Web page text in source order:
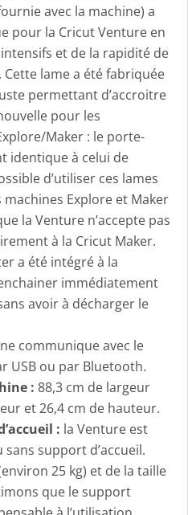
avec la machine) a
pour la Cricut Venture en
et de la rapidité de
lame a été fabriquée
permettant d’accroitre
pour les
Maker : le porte-
identique à celui de
d’utiliser ces lames
Explore et Maker
la Venture n’accepte pas
à la Cricut Maker.
a été intégré à la
immédiatement
avoir à décharger le
communique avec le
USB ou par Bluetooth.
: 88,3 cm de largeur
et 26,4 cm de hauteur.
: la Venture est
support d’accueil.
25 kg) et de la taille
que le support